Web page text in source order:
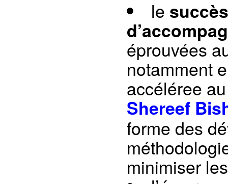
le
éprouvées
notamment
accéléree
Shereef
forme des
minimiser